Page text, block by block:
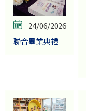
24/06/2026
聯合畢業典禮